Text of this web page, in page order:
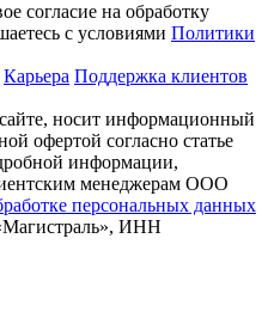
согласие на обработку
с условиями Политики
Карьера Поддержка клиентов
носит информационный
офертой согласно статье
информации,
менеджерам ООО
персональных данных
ИНН